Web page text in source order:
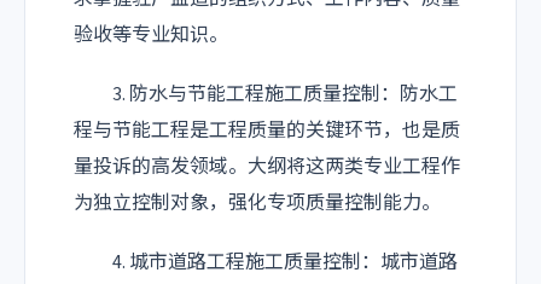
验收等专业知识。
3. 防水与节能工程施工质量控制：防水工
程与节能工程是工程质量的关键环节，也是质
量投诉的高发领域。大纲将这两类专业工程作
为独立控制对象，强化专项质量控制能力。
4. 城市道路工程施工质量控制：城市道路